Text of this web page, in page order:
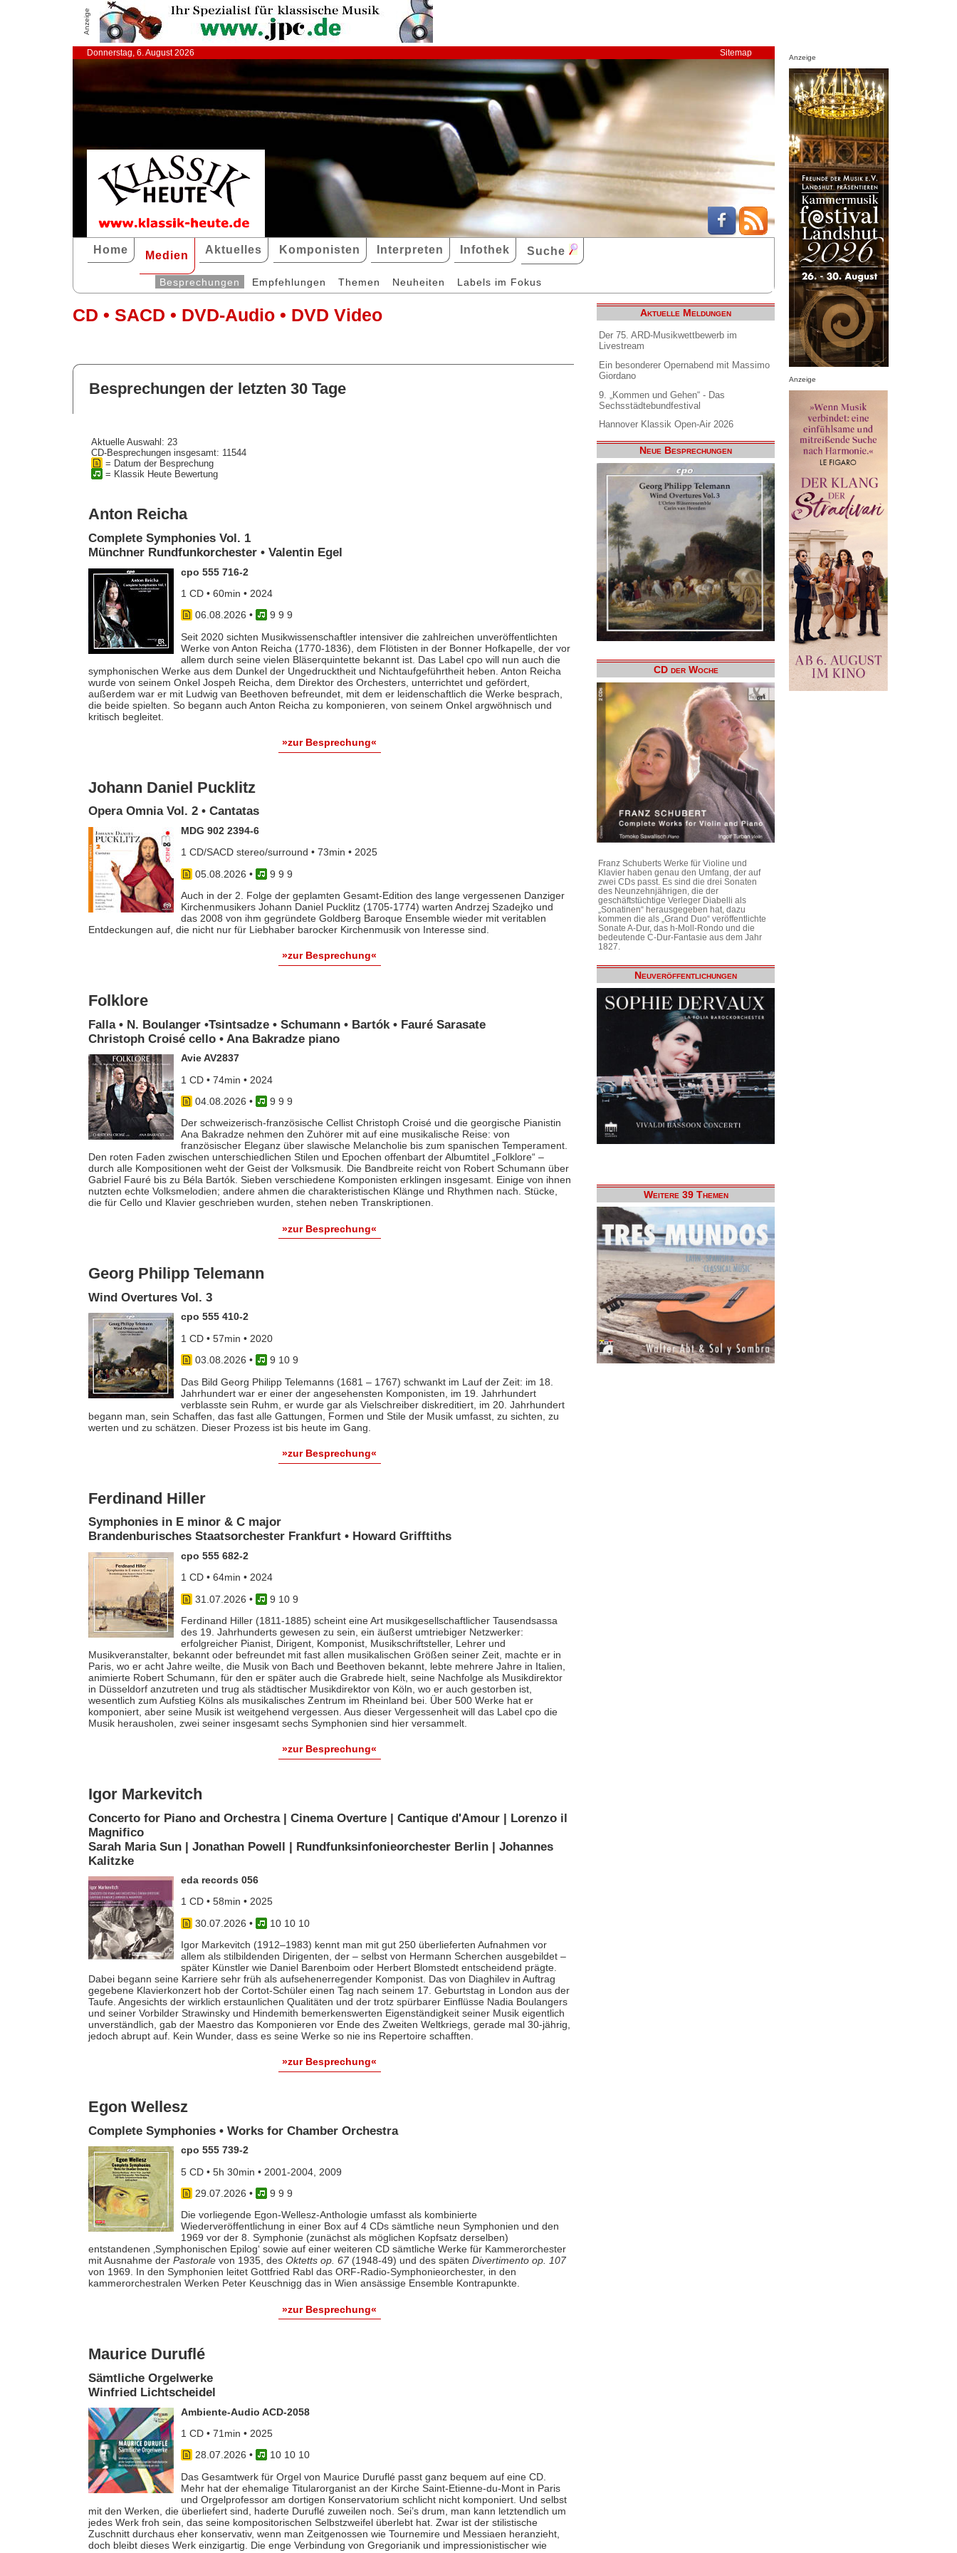
Anzeige
Donnerstag, 6. August 2026 Sitemap
Home Medien Aktuelles Komponisten Interpreten Infothek Suche
Besprechungen Empfehlungen Themen Neuheiten Labels im Fokus
CD • SACD • DVD-Audio • DVD Video
Besprechungen der letzten 30 Tage
Aktuelle Auswahl: 23
CD-Besprechungen insgesamt: 11544
= Datum der Besprechung
= Klassik Heute Bewertung
Anton Reicha
Complete Symphonies Vol. 1
Münchner Rundfunkorchester • Valentin Egel
cpo 555 716-2
1 CD • 60min • 2024
06.08.2026 •
9 9 9
Seit 2020 sichten Musikwissenschaftler intensiver die zahlreichen unveröffentlichten
Werke von Anton Reicha (1770-1836), dem Flötisten in der Bonner Hofkapelle, der vor
allem durch seine vielen Bläserquintette bekannt ist. Das Label cpo will nun auch die
symphonischen Werke aus dem Dunkel der Ungedrucktheit und Nichtaufgeführtheit heben. Anton Reicha
wurde von seinem Onkel Jospeh Reicha, dem Direktor des Orchesters, unterrichtet und gefördert,
außerdem war er mit Ludwig van Beethoven befreundet, mit dem er leidenschaftlich die Werke besprach,
die beide spielten. So begann auch Anton Reicha zu komponieren, von seinem Onkel argwöhnisch und
kritisch begleitet.
»zur Besprechung«
Johann Daniel Pucklitz
Opera Omnia Vol. 2 • Cantatas
MDG 902 2394-6
1 CD/SACD stereo/surround • 73min • 2025
05.08.2026 •
9 9 9
Auch in der 2. Folge der geplamten Gesamt-Edition des lange vergessenen Danziger
Kirchenmusikers Johann Daniel Pucklitz (1705-1774) warten Andrzej Szadejko und
das 2008 von ihm gegründete Goldberg Baroque Ensemble wieder mit veritablen
Entdeckungen auf, die nicht nur für Liebhaber barocker Kirchenmusik von Interesse sind.
»zur Besprechung«
Folklore
Falla • N. Boulanger •Tsintsadze • Schumann • Bartók • Fauré Sarasate
Christoph Croisé cello • Ana Bakradze piano
Avie AV2837
1 CD • 74min • 2024
04.08.2026 •
9 9 9
Der schweizerisch-französische Cellist Christoph Croisé und die georgische Pianistin
Ana Bakradze nehmen den Zuhörer mit auf eine musikalische Reise: von
französischer Eleganz über slawische Melancholie bis zum spanischen Temperament.
Den roten Faden zwischen unterschiedlichen Stilen und Epochen offenbart der Albumtitel „Folklore“ –
durch alle Kompositionen weht der Geist der Volksmusik. Die Bandbreite reicht von Robert Schumann über
Gabriel Fauré bis zu Béla Bartók. Sieben verschiedene Komponisten erklingen insgesamt. Einige von ihnen
nutzten echte Volksmelodien; andere ahmen die charakteristischen Klänge und Rhythmen nach. Stücke,
die für Cello und Klavier geschrieben wurden, stehen neben Transkriptionen.
»zur Besprechung«
Georg Philipp Telemann
Wind Overtures Vol. 3
cpo 555 410-2
1 CD • 57min • 2020
03.08.2026 •
9 10 9
Das Bild Georg Philipp Telemanns (1681 – 1767) schwankt im Lauf der Zeit: im 18.
Jahrhundert war er einer der angesehensten Komponisten, im 19. Jahrhundert
verblasste sein Ruhm, er wurde gar als Vielschreiber diskreditiert, im 20. Jahrhundert
begann man, sein Schaffen, das fast alle Gattungen, Formen und Stile der Musik umfasst, zu sichten, zu
werten und zu schätzen. Dieser Prozess ist bis heute im Gang.
»zur Besprechung«
Ferdinand Hiller
Symphonies in E minor & C major
Brandenburisches Staatsorchester Frankfurt • Howard Grifftiths
cpo 555 682-2
1 CD • 64min • 2024
31.07.2026 •
9 10 9
Ferdinand Hiller (1811-1885) scheint eine Art musikgesellschaftlicher Tausendsassa
des 19. Jahrhunderts gewesen zu sein, ein äußerst umtriebiger Netzwerker:
erfolgreicher Pianist, Dirigent, Komponist, Musikschriftsteller, Lehrer und
Musikveranstalter, bekannt oder befreundet mit fast allen musikalischen Größen seiner Zeit, machte er in
Paris, wo er acht Jahre weilte, die Musik von Bach und Beethoven bekannt, lebte mehrere Jahre in Italien,
animierte Robert Schumann, für den er später auch die Grabrede hielt, seine Nachfolge als Musikdirektor
in Düsseldorf anzutreten und trug als städtischer Musikdirektor von Köln, wo er auch gestorben ist,
wesentlich zum Aufstieg Kölns als musikalisches Zentrum im Rheinland bei. Über 500 Werke hat er
komponiert, aber seine Musik ist weitgehend vergessen. Aus dieser Vergessenheit will das Label cpo die
Musik herausholen, zwei seiner insgesamt sechs Symphonien sind hier versammelt.
»zur Besprechung«
Igor Markevitch
Concerto for Piano and Orchestra | Cinema Overture | Cantique d'Amour | Lorenzo il
Magnifico
Sarah Maria Sun | Jonathan Powell | Rundfunksinfonieorchester Berlin | Johannes
Kalitzke
eda records 056
1 CD • 58min • 2025
30.07.2026 •
10 10 10
Igor Markevitch (1912–1983) kennt man mit gut 250 überlieferten Aufnahmen vor
allem als stilbildenden Dirigenten, der – selbst von Hermann Scherchen ausgebildet –
später Künstler wie Daniel Barenboim oder Herbert Blomstedt entscheidend prägte.
Dabei begann seine Karriere sehr früh als aufsehenerregender Komponist. Das von Diaghilev in Auftrag
gegebene Klavierkonzert hob der Cortot-Schüler einen Tag nach seinem 17. Geburtstag in London aus der
Taufe. Angesichts der wirklich erstaunlichen Qualitäten und der trotz spürbarer Einflüsse Nadia Boulangers
und seiner Vorbilder Strawinsky und Hindemith bemerkenswerten Eigenständigkeit seiner Musik eigentlich
unverständlich, gab der Maestro das Komponieren vor Ende des Zweiten Weltkriegs, gerade mal 30-jährig,
jedoch abrupt auf. Kein Wunder, dass es seine Werke so nie ins Repertoire schafften.
»zur Besprechung«
Egon Wellesz
Complete Symphonies • Works for Chamber Orchestra
cpo 555 739-2
5 CD • 5h 30min • 2001-2004, 2009
29.07.2026 •
9 9 9
Die vorliegende Egon-Wellesz-Anthologie umfasst als kombinierte
Wiederveröffentlichung in einer Box auf 4 CDs sämtliche neun Symphonien und den
1969 vor der 8. Symphonie (zunächst als möglichen Kopfsatz derselben)
entstandenen ‚Symphonischen Epilog‘ sowie auf einer weiteren CD sämtliche Werke für Kammerorchester
mit Ausnahme der Pastoralevon 1935, des Oktetts op. 67(1948-49) und des späten Divertimento op. 107
von 1969. In den Symphonien leitet Gottfried Rabl das ORF-Radio-Symphonieorchester, in den
kammerorchestralen Werken Peter Keuschnigg das in Wien ansässige Ensemble Kontrapunkte.
»zur Besprechung«
Maurice Duruflé
Sämtliche Orgelwerke
Winfried Lichtscheidel
Ambiente-Audio ACD-2058
1 CD • 71min • 2025
28.07.2026 •
10 10 10
Das Gesamtwerk für Orgel von Maurice Duruflé passt ganz bequem auf eine CD.
Mehr hat der ehemalige Titularorganist an der Kirche Saint-Etienne-du-Mont in Paris
und Orgelprofessor am dortigen Konservatorium schlicht nicht komponiert. Und selbst
mit den Werken, die überliefert sind, haderte Duruflé zuweilen noch. Sei’s drum, man kann letztendlich um
jedes Werk froh sein, das seine kompositorischen Selbstzweifel überlebt hat. Zwar ist der stilistische
Zuschnitt durchaus eher konservativ, wenn man Zeitgenossen wie Tournemire und Messiaen heranzieht,
doch bleibt dieses Werk einzigartig. Die enge Verbindung von Gregorianik und impressionistischer wie
Aktuelle Meldungen
Der 75. ARD-Musikwettbewerb im
Livestream
Ein besonderer Opernabend mit Massimo
Giordano
9. „Kommen und Gehen“ - Das
Sechsstädtebundfestival
Hannover Klassik Open-Air 2026
Neue Besprechungen
CD der Woche
Franz Schuberts Werke für Violine und
Klavier haben genau den Umfang, der auf
zwei CDs passt. Es sind die drei Sonaten
des Neunzehnjährigen, die der
geschäftstüchtige Verleger Diabelli als
„Sonatinen“ herausgegeben hat, dazu
kommen die als „Grand Duo“ veröffentlichte
Sonate A-Dur, das h-Moll-Rondo und die
bedeutende C-Dur-Fantasie aus dem Jahr
1827.
Neuveröffentlichungen
Weitere 39 Themen
Anzeige
Anzeige